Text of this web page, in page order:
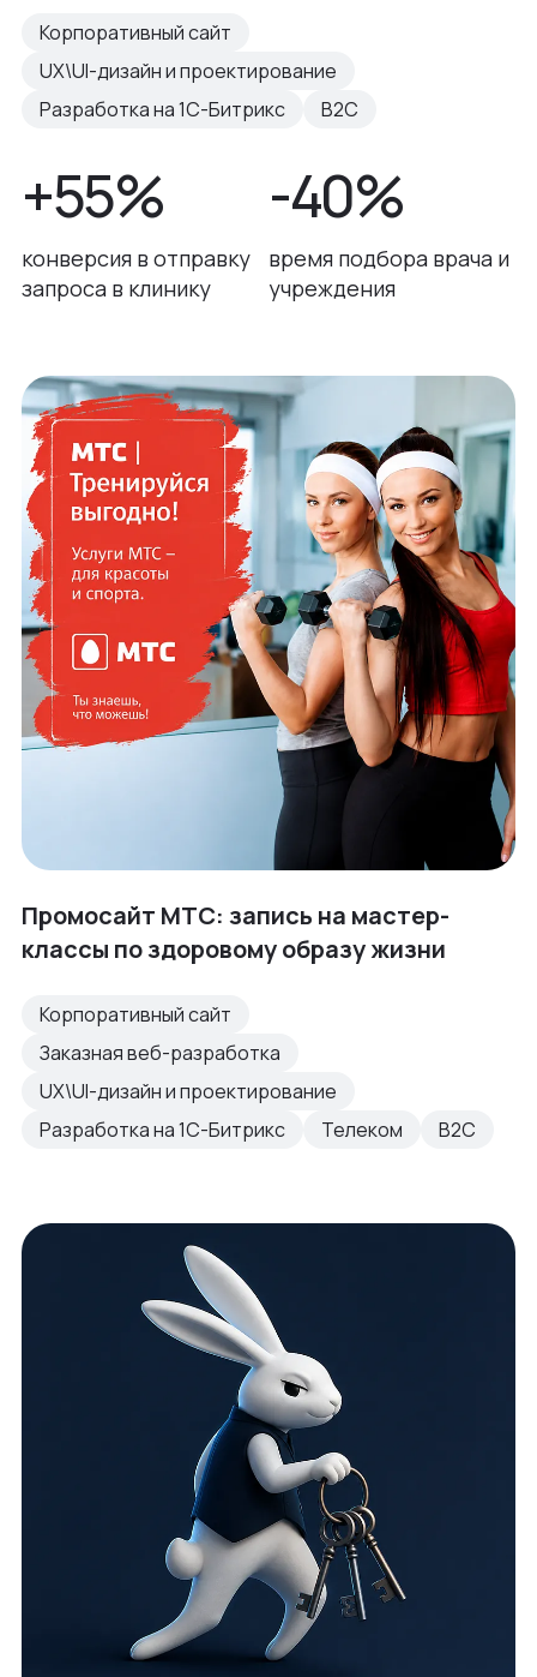
Корпоративный сайт
UX\UI-дизайн и проектирование
Разработка на 1С-Битрикс
B2C
+55%
конверсия в отправку
запроса в клинику
-40%
время подбора врача и
учреждения
Промосайт МТС: запись на мастер-
классы по здоровому образу жизни
Корпоративный сайт
Заказная веб-разработка
UX\UI-дизайн и проектирование
Разработка на 1С-Битрикс
Телеком B2C